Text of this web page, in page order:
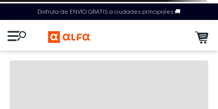
Disfruta de ENVÍO GRATIS a ciudades principales 🚚